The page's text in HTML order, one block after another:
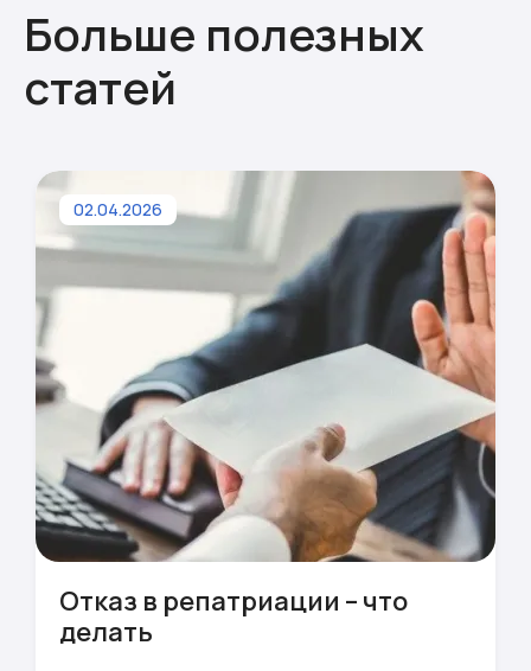
Больше полезных
статей
02.04.2026
Отказ в репатриации – что
делать